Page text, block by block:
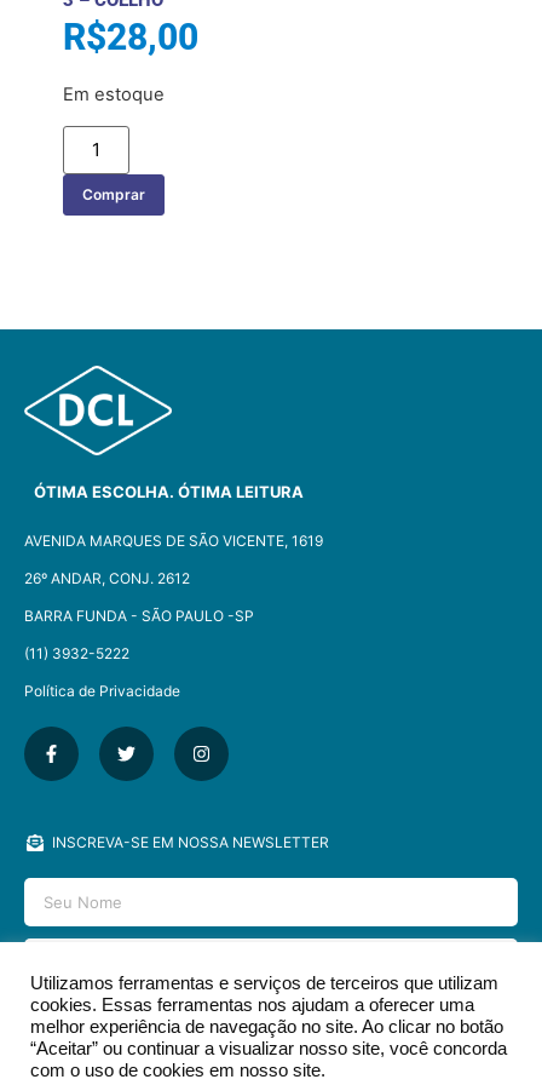
R$28,00
Em estoque
Comprar
ÓTIMA ESCOLHA. ÓTIMA LEITURA
AVENIDA MARQUES DE SÃO VICENTE, 1619
26º ANDAR, CONJ. 2612
BARRA FUNDA - SÃO PAULO -SP​
(11) 3932-5222
Política de Privacidade
INSCREVA-SE EM NOSSA NEWSLETTER
ENVIAR
Utilizamos ferramentas e serviços de terceiros que utilizam
cookies. Essas ferramentas nos ajudam a oferecer uma
melhor experiência de navegação no site. Ao clicar no botão
“Aceitar” ou continuar a visualizar nosso site, você concorda
com o uso de cookies em nosso site.